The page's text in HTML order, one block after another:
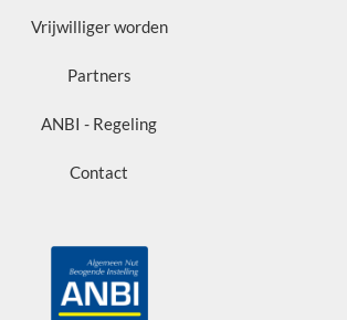
Vrijwilliger worden
Partners
ANBI - Regeling
Contact